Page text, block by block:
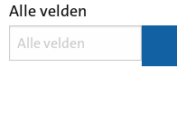
Alle velden